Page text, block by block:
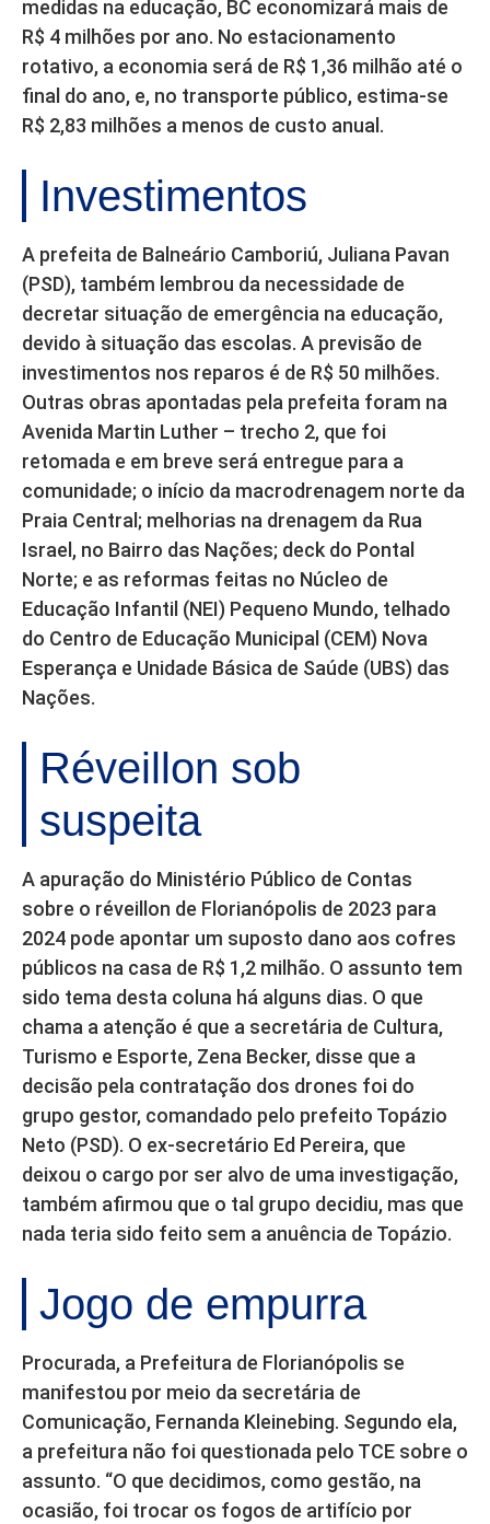
medidas na educação, BC economizará mais de
R$ 4 milhões por ano. No estacionamento
rotativo, a economia será de R$ 1,36 milhão até o
final do ano, e, no transporte público, estima-se
R$ 2,83 milhões a menos de custo anual.
Investimentos
A prefeita de Balneário Camboriú, Juliana Pavan
(PSD), também lembrou da necessidade de
decretar situação de emergência na educação,
devido à situação das escolas. A previsão de
investimentos nos reparos é de R$ 50 milhões.
Outras obras apontadas pela prefeita foram na
Avenida Martin Luther – trecho 2, que foi
retomada e em breve será entregue para a
comunidade; o início da macrodrenagem norte da
Praia Central; melhorias na drenagem da Rua
Israel, no Bairro das Nações; deck do Pontal
Norte; e as reformas feitas no Núcleo de
Educação Infantil (NEI) Pequeno Mundo, telhado
do Centro de Educação Municipal (CEM) Nova
Esperança e Unidade Básica de Saúde (UBS) das
Nações.
Réveillon sob
suspeita
A apuração do Ministério Público de Contas
sobre o réveillon de Florianópolis de 2023 para
2024 pode apontar um suposto dano aos cofres
públicos na casa de R$ 1,2 milhão. O assunto tem
sido tema desta coluna há alguns dias. O que
chama a atenção é que a secretária de Cultura,
Turismo e Esporte, Zena Becker, disse que a
decisão pela contratação dos drones foi do
grupo gestor, comandado pelo prefeito Topázio
Neto (PSD). O ex-secretário Ed Pereira, que
deixou o cargo por ser alvo de uma investigação,
também afirmou que o tal grupo decidiu, mas que
nada teria sido feito sem a anuência de Topázio.
Jogo de empurra
Procurada, a Prefeitura de Florianópolis se
manifestou por meio da secretária de
Comunicação, Fernanda Kleinebing. Segundo ela,
a prefeitura não foi questionada pelo TCE sobre o
assunto. “O que decidimos, como gestão, na
ocasião, foi trocar os fogos de artifício por